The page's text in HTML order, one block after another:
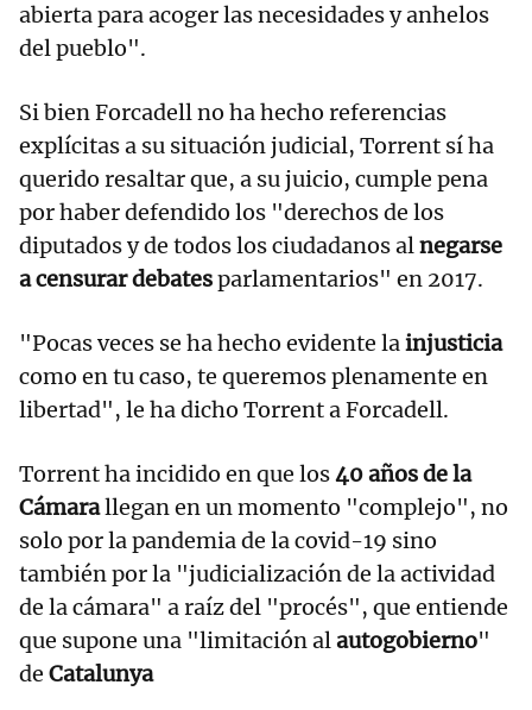
abierta para acoger las necesidades y anhelos
del pueblo".
Si bien Forcadell no ha hecho referencias
explícitas a su situación judicial, Torrent sí ha
querido resaltar que, a su juicio, cumple pena
por haber defendido los "derechos de los
diputados y de todos los ciudadanos alnegarse
a censurar debatesparlamentarios" en 2017.
"Pocas veces se ha hecho evidente lainjusticia
como en tu caso, te queremos plenamente en
libertad", le ha dicho Torrent a Forcadell.
Torrent ha incidido en que los40 años de la
Cámarallegan en un momento "complejo", no
solo por la pandemia de la covid-19 sino
también por la "judicialización de la actividad
de la cámara" a raíz del "procés", que entiende
que supone una "limitación alautogobierno"
de Catalunya